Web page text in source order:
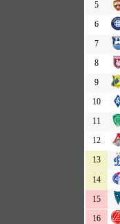
5
6
7
8
9
10
11
12
13
14
15
16